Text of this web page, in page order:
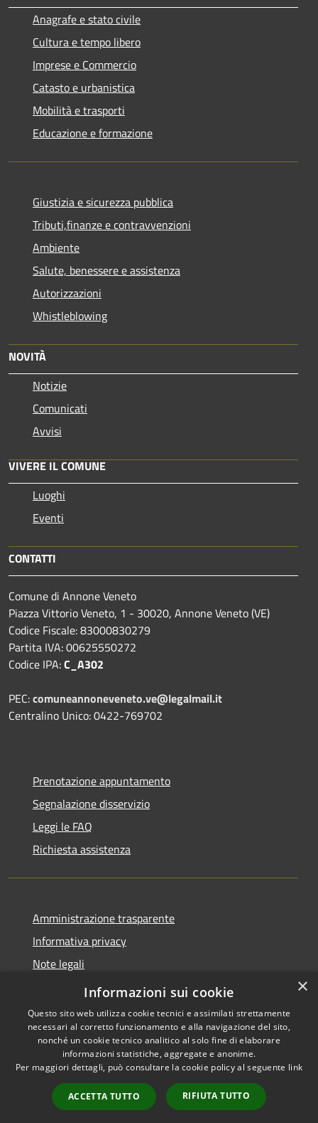
Anagrafe e stato civile
Cultura e tempo libero
Imprese e Commercio
Catasto e urbanistica
Mobilità e trasporti
Educazione e formazione
Giustizia e sicurezza pubblica
Tributi,finanze e contravvenzioni
Ambiente
Salute, benessere e assistenza
Autorizzazioni
Whistleblowing
NOVITÀ
Notizie
Comunicati
Avvisi
VIVERE IL COMUNE
Luoghi
Eventi
CONTATTI
Comune di Annone Veneto
Piazza Vittorio Veneto, 1 - 30020, Annone Veneto (VE)
Codice Fiscale: 83000830279
Partita IVA: 00625550272
Codice IPA:C_A302
PEC:comuneannoneveneto.ve@legalmail.it
Centralino Unico: 0422-769702
Prenotazione appuntamento
Segnalazione disservizio
Leggi le FAQ
Richiesta assistenza
Amministrazione trasparente
Informativa privacy
Note legali
Dichiarazione di accessibilità
Accessibilità
Copyright © 2020 •
Comune di Annone Veneto
• Powered byMunicipium
•Accesso redazione
×
Informazioni sui cookie
Questo sito web utilizza cookie tecnici e assimilati strettamente
necessari al corretto funzionamento e alla navigazione del sito,
nonché un cookie tecnico analitico al solo fine di elaborare
informazioni statistiche, aggregate e anonime.
Per maggiori dettagli, può consultare la cookie policy al seguente link
ACCETTA TUTTO RIFIUTA TUTTO